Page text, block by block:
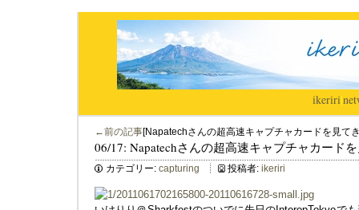
ikeriri|
←前の記事[Napatechさんの超高速キャプチャカードを見て
06/17: Napatechさんの超高速キャプチャカード
カテゴリー: capturing 投稿者: ikeriri